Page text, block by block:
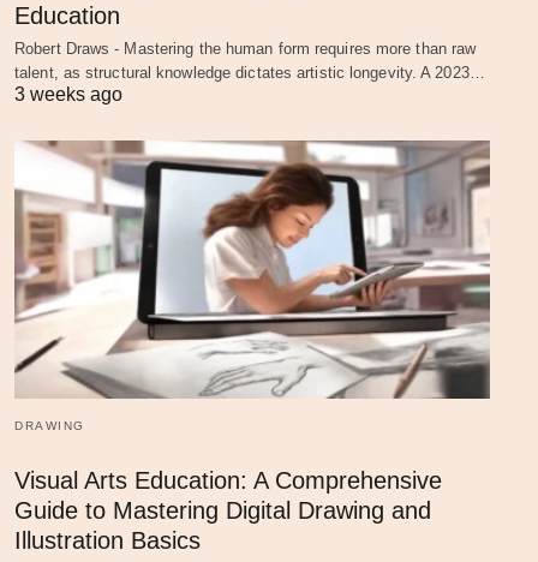
Education
Robert Draws - Mastering the human form requires more than raw
talent, as structural knowledge dictates artistic longevity. A 2023…
3 weeks ago
DRAWING
Visual Arts Education: A Comprehensive
Guide to Mastering Digital Drawing and
Illustration Basics